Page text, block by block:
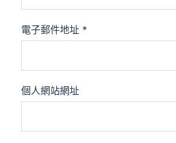
電子郵件地址 *
個人網站網址